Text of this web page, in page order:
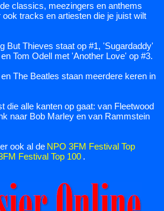
classics, meezingers en anthems
tracks en artiesten die je juist wilt
But Thieves staat op #1, 'Sugardaddy'
Tom Odell met 'Another Love' op #3.
The Beatles staan meerdere keren in
die alle kanten op gaat: van Fleetwood
naar Bob Marley en van Rammstein
ook al de NPO 3FM Festival Top
Festival Top 100 .